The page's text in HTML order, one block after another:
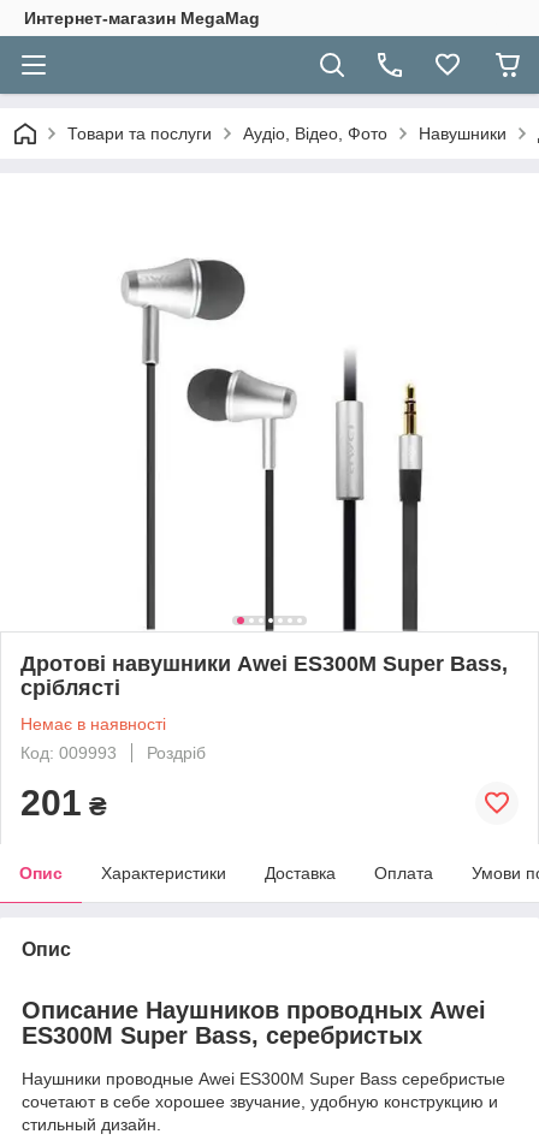
Интернет-магазин MegaMag
Товари та послуги Аудіо, Відео, Фото Навушники
Дротові навушники Awei ES300M Super Bass,
сріблясті
Немає в наявності
Код: 009993
Роздріб
201 ₴
Опис Характеристики Доставка Оплата Умови
Опис
Описание Наушников проводных Awei
ES300M Super Bass, серебристых
Наушники проводные Awei ES300M Super Bass серебристые
сочетают в себе хорошее звучание, удобную конструкцию и
стильный дизайн.